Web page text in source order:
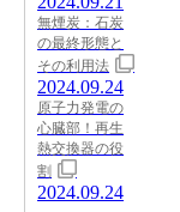
無煙炭：石炭
の最終形態と
その利用法
2024.09.24
原子力発電の
心臓部！再生
熱交換器の役
割
2024.09.24